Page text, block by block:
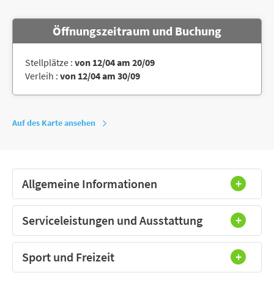
Öffnungszeitraum und Buchung
Stellplätze : von 12/04 am 20/09
Verleih : von 12/04 am 30/09
Auf des Karte ansehen
Allgemeine Informationen
Serviceleistungen und Ausstattung
Sport und Freizeit